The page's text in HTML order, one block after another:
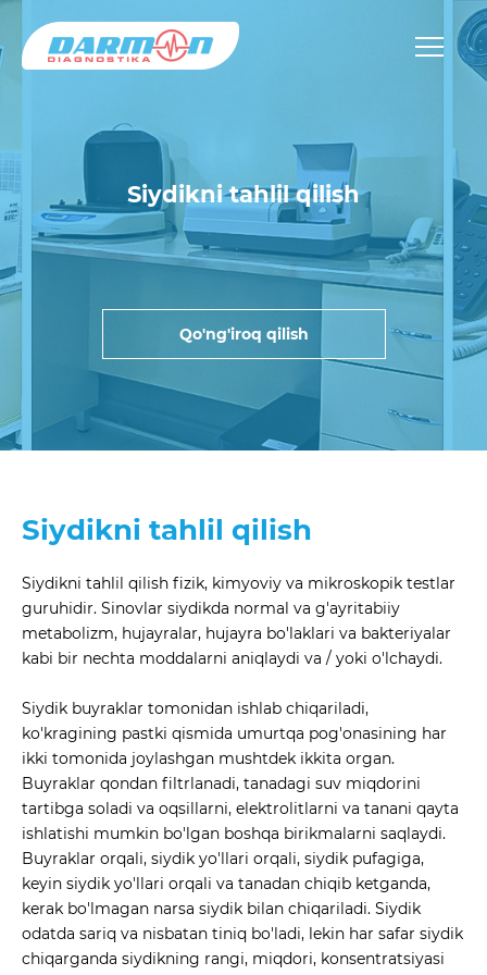
Siydikni tahlil qilish
Qo'ng'iroq qilish
Siydikni tahlil qilish
Siydikni tahlil qilish fizik, kimyoviy va mikroskopik testlar
guruhidir. Sinovlar siydikda normal va g'ayritabiiy
metabolizm, hujayralar, hujayra bo'laklari va bakteriyalar
kabi bir nechta moddalarni aniqlaydi va / yoki o'lchaydi.
Siydik buyraklar tomonidan ishlab chiqariladi,
ko'kragining pastki qismida umurtqa pog'onasining har
ikki tomonida joylashgan mushtdek ikkita organ.
Buyraklar qondan filtrlanadi, tanadagi suv miqdorini
tartibga soladi va oqsillarni, elektrolitlarni va tanani qayta
ishlatishi mumkin bo'lgan boshqa birikmalarni saqlaydi.
Buyraklar orqali, siydik yo'llari orqali, siydik pufagiga,
keyin siydik yo'llari orqali va tanadan chiqib ketganda,
kerak bo'lmagan narsa siydik bilan chiqariladi. Siydik
odatda sariq va nisbatan tiniq bo'ladi, lekin har safar siydik
chiqarganda siydikning rangi, miqdori, konsentratsiyasi